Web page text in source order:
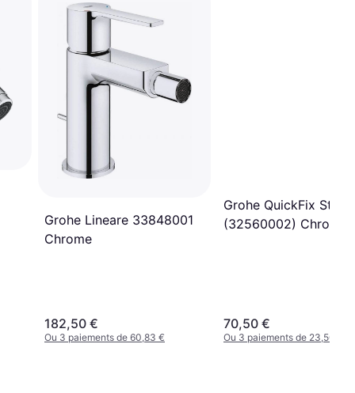
Grohe Lineare 33848001
Chrome
182,50 €
Ou 3 paiements de 60,83 €
Grohe QuickFix Start
(32560002) Chrome
70,50 €
Ou 3 paiements de 23,50 €